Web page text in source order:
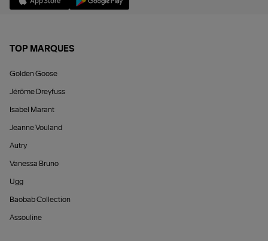
TOP MARQUES
Golden Goose
Jérôme Dreyfuss
Isabel Marant
Jeanne Vouland
Autry
Vanessa Bruno
Ugg
Baobab Collection
Assouline